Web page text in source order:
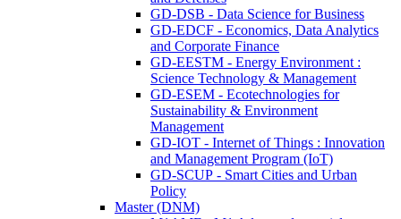
GD-DSB - Data Science for Business
GD-EDCF - Economics, Data Analytics
and Corporate Finance
GD-EESTM - Energy Environment :
Science Technology & Management
GD-ESEM - Ecotechnologies for
Sustainability & Environment
Management
GD-IOT - Internet of Things : Innovation
and Management Program (IoT)
GD-SCUP - Smart Cities and Urban
Policy
Master (DNM)